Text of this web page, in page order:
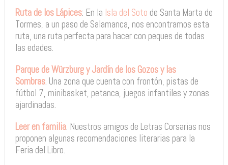
Ruta de los Lápices: En la Isla del Soto de Santa Marta de
Tormes, a un paso de Salamanca, nos encontramos esta
ruta, una ruta perfecta para hacer con peques de todas
las edades.
Parque de Würzburg y Jardín de los Gozos y las
Sombras. Una zona que cuenta con frontón, pistas de
fútbol 7, minibasket, petanca, juegos infantiles y zonas
ajardinadas.
Leer en familia. Nuestros amigos de Letras Corsarias nos
proponen algunas recomendaciones literarias para la
Feria del Libro.